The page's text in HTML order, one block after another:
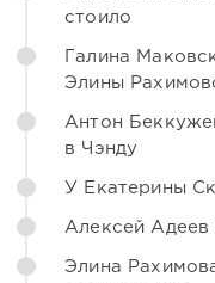
стоило
Галина
Элины
Антон
в Чэнду
У Екатерины
Алексей Адеев
Элина